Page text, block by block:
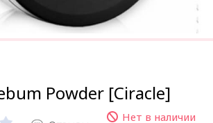
Powder [Ciracle]
Нет в наличии